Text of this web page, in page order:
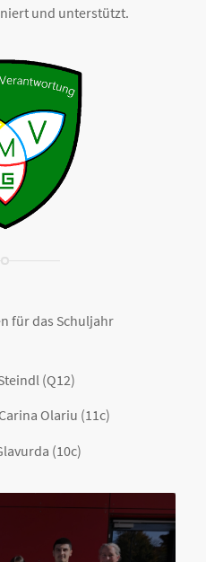
und unterstützt.
für das Schuljahr
(Q12)
Olariu (11c)
(10c)